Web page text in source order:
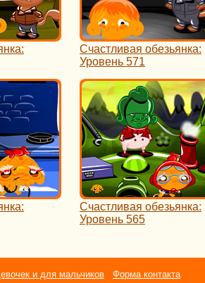
Счастливая обезьянка:
Уровень 571
Счастливая обезьянка:
Уровень 565
и для мальчиков Форма контакта